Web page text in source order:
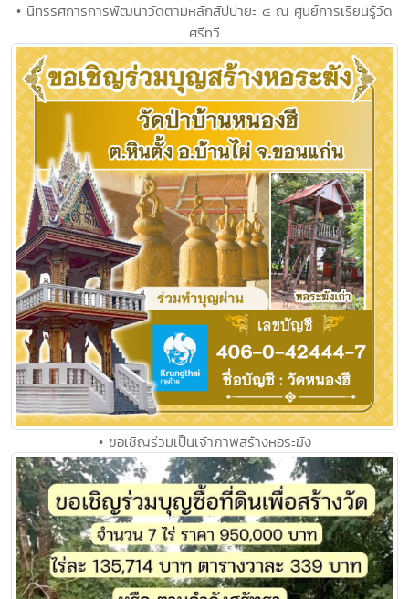
• นิทรรศการการพัฒนาวัดตามหลักสัปปายะ ๔ ณ ศูนย์การเรียนรู้วัด
ศรีทวี
• ขอเชิญร่วมเป็นเจ้าภาพสร้างหอระฆัง